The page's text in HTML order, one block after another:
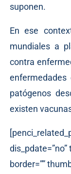
suponen.
En ese
mundiales a
contra
patógenos
existen
dis_pdate=”no”
border=””